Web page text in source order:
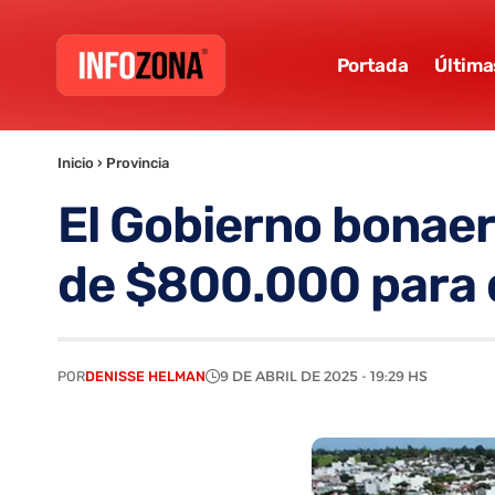
Portada
Inicio › Provincia
El Gobierno
de $800.000 para
PORDENISSE HELMAN 9 DE ABRIL DE 2025 - 19:29 HS